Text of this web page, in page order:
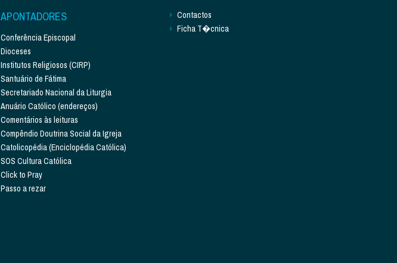
APONTADORES
Conferência Episcopal
Dioceses
Institutos Religiosos (CIRP)
Santuário de Fátima
Secretariado Nacional da Liturgia
Anuário Católico (endereços)
Comentários às leituras
Compêndio Doutrina Social da Igreja
Catolicopédia (Enciclopédia Católica)
SOS Cultura Católica
Click to Pray
Passo a rezar
Contactos
Ficha T�cnica